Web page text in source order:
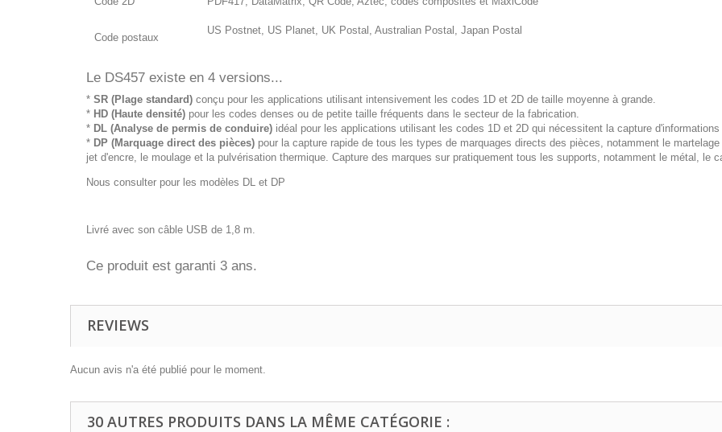
Code postaux
US Postnet, US Planet, UK Postal, Australian Postal, Japan Postal
Le DS457 existe en 4 versions...
* SR (Plage standard) conçu pour les applications utilisant intensivement les codes 1D et 2D de taille moyenne à grande.
* HD (Haute densité) pour les codes denses ou de petite taille fréquents dans le secteur de la fabrication.
* DL (Analyse de permis de conduire) idéal pour les applications utilisant les codes 1D et 2D qui nécessitent la capture d'informations
* DP (Marquage direct des pièces) pour la capture rapide de tous les types de marquages directs des pièces, notamment le
jet d'encre, le moulage et la pulvérisation thermique. Capture des marques sur pratiquement tous les supports, notamment le métal, le
Nous consulter pour les modèles DL et DP
Livré avec son câble USB de 1,8 m.
Ce produit est garanti 3 ans.
REVIEWS
Aucun avis n'a été publié pour le moment.
30 AUTRES PRODUITS DANS LA MÊME CATÉGORIE :